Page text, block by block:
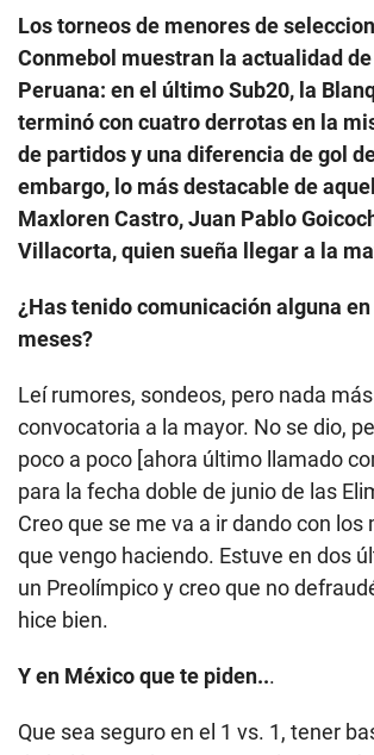
Los torneos de menores de
Conmebol muestran la actualidad
Peruana: en el último Sub20, la
terminó con cuatro derrotas en la
de partidos y una diferencia de gol
embargo, lo más destacable de
Maxloren Castro, Juan Pablo
Villacorta, quien sueña llegar a la
¿Has tenido comunicación alguna
meses?
Leí rumores, sondeos, pero nada
convocatoria a la mayor. No se dio,
poco a poco [ahora último llamado
para la fecha doble de junio de las
Creo que se me va a ir dando con los
que vengo haciendo. Estuve en dos
un Preolímpico y creo que no
hice bien.
Y en México que te piden...
Que sea seguro en el 1 vs. 1, tener